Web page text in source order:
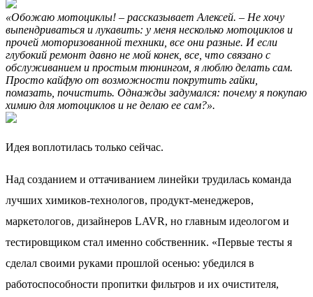
«Обожаю мотоциклы! – рассказывает Алексей. – Не хочу
выпендриваться и лукавить: у меня несколько мотоциклов и
прочей моторизованной техники, все они разные. И если
глубокий ремонт давно не мой конек, все, что связано с
обслуживанием и простым тюнингом, я люблю делать сам.
Просто кайфую от возможности покрутить гайки,
помазать, почистить. Однажды задумался: почему я покупаю
химию для мотоциклов и не делаю ее сам?».
Идея воплотилась только сейчас.
Над созданием и оттачиванием линейки трудилась команда
лучших химиков-технологов, продукт-менеджеров,
маркетологов, дизайнеров LAVR, но главным идеологом и
тестировщиком стал именно собственник. «Первые тесты я
сделал своими руками прошлой осенью: убедился в
работоспособности пропитки фильтров и их очистителя,